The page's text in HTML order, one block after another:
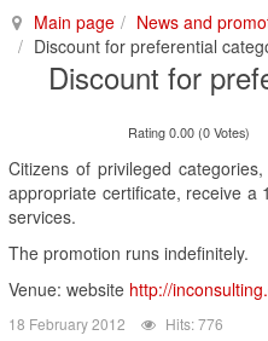
Main page
News and
Discount for preferential
Discount for
Rating 0.00 (0 Votes)
Citizens of privileged
appropriate certificate, receive a
services.
The promotion runs indefinitely.
Venue: website http://
18 February 2012 Hits: 776